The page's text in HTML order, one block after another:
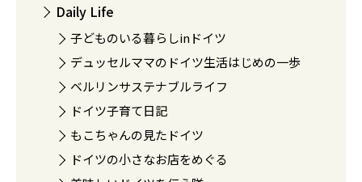
Daily Life
子どものいる暮らしinドイツ
デュッセルママのドイツ生活はじめの一歩
ベルリンサステナブルライフ
ドイツ子育て日記
もこちゃんの見たドイツ
ドイツの小さなお店をめぐる